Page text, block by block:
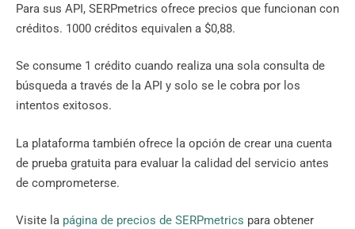
Para sus API, SERPmetrics ofrece precios que funcionan con
créditos. 1000 créditos equivalen a $0,88.
Se consume 1 crédito cuando realiza una sola consulta de
búsqueda a través de la API y solo se le cobra por los
intentos exitosos.
La plataforma también ofrece la opción de crear una cuenta
de prueba gratuita para evaluar la calidad del servicio antes
de comprometerse.
Visite la página de precios de SERPmetrics para obtener